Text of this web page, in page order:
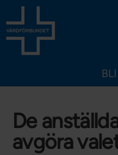
De
avgöra